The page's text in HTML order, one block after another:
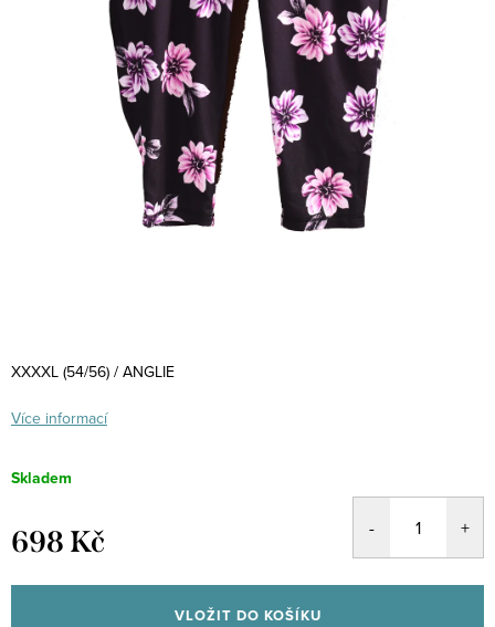
XXXXL (54/56) / ANGLIE
Více informací
Skladem
698 Kč
cena:
VLOŽIT DO KOŠÍKU